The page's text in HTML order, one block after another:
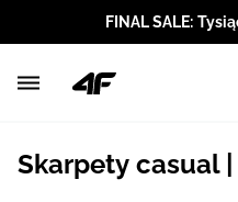
FINAL SALE:
Skarpety casual